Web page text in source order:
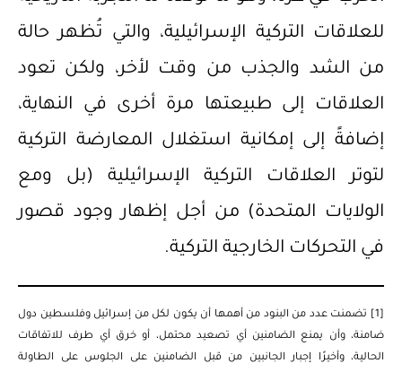
للعلاقات التركية الإسرائيلية، والتي تُظهر حالة
من الشد والجذب من وقت لأخر، ولكن تعود
العلاقات إلى طبيعتها مرة أخرى في النهاية،
إضافةً إلى إمكانية استغلال المعارضة التركية
لتوتر العلاقات التركية الإسرائيلية (بل ومع
الولايات المتحدة) من أجل إظهار وجود قصور
في التحركات الخارجية التركية.
[1]
تضمنت عدد من البنود من أهمها أن يكون لكل من إسرائيل وفلسطين دول
ضامنة، وأن يمنع الضامنين أي تصعيد محتمل، أو خرق أي طرف للاتفاقات
الحالية، وأخيرًا إجبار الجانبين من قبل الضامنين على الجلوس على الطاولة